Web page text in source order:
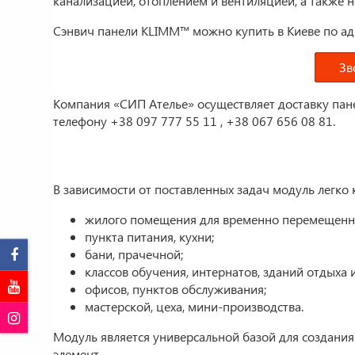
Сэнвич панели KLIMM™ можно купить в Киеве по
Компания «СИП Ателье» осуществляет доставку
телефону +38 097 777 55 11 , +38 067 656 08 81.
В зависимости от поставленных задач модуль
жилого помещения для временно
пункта питания, кухни;
бани, прачечной;
классов обучения, интернатов, зданий отдыха
офисов, пунктов обслуживания;
мастерской, цеха, мини-производства.
Модуль является универсальной базой для